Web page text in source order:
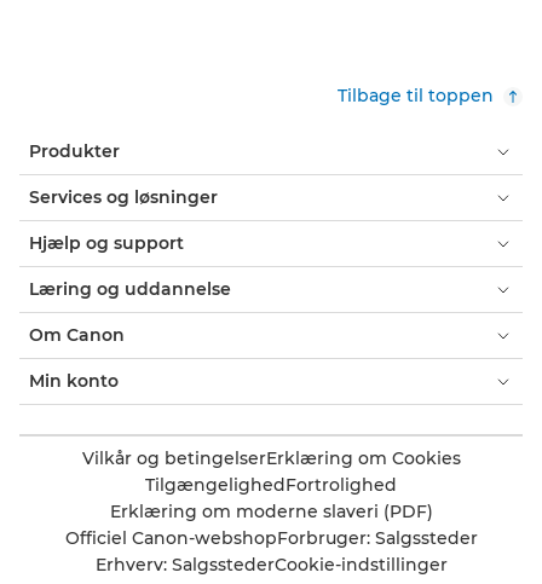
Tilbage til toppen
Produkter
Services og løsninger
Hjælp og support
Læring og uddannelse
Om Canon
Min konto
Vilkår og betingelserErklæring om Cookies
TilgængelighedFortrolighed
Erklæring om moderne slaveri (PDF)
Officiel Canon-webshopForbruger: Salgssteder
Erhverv: SalgsstederCookie-indstillinger